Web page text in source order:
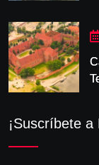
¡Suscríbete